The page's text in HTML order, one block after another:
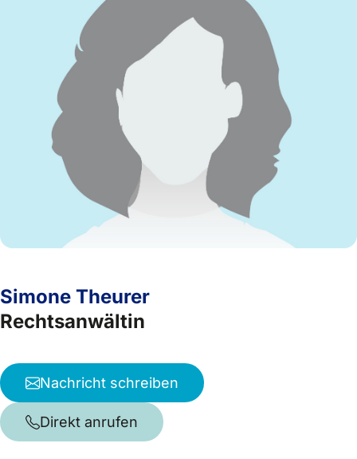
Simone Theurer
Rechtsanwältin
Nachricht schreiben
Direkt anrufen